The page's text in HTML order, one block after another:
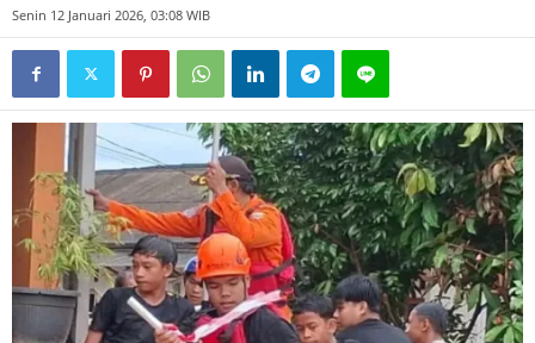
Senin 12 Januari 2026, 03:08 WIB